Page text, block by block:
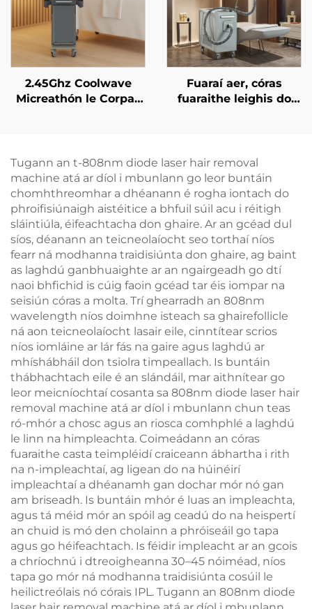
nm, 1064 nm
2.45Ghz Coolwave
Micreathón le Corpas
umhthacht Aghaidh le
haghaidh Caillteanais
Meáchain, Glanadh
Corpais
Fuaraí aer, córas
fuaraithe leighis do
do úsáid cliniciúil
leanúnach gan
teagmháil
Tugann an t-808nm diode laser hair removal
machine atá ar díol i mbunlann go leor buntáin
chomhthreomhar a dhéanann é rogha iontach do
phroifisiúnaigh aistéitice a bhfuil súil acu i réitigh
sláintiúla, éifeachtacha don ghaire. Ar an gcéad dul
síos, déanann an teicneolaíocht seo torthaí níos
fearr ná modhanna traidisiúnta don ghaire, ag baint
as laghdú ganbhuaighte ar an ngairgeadh go dtí
naoi bhfichid is cúig faoin gcéad tar éis iompar na
seisiún córas a molta. Trí ghearradh an 808nm
wavelength níos doimhne isteach sa ghairefollicle
ná aon teicneolaíocht lasair eile, cinntítear scrios
níos iomláine ar lár fás na gaire agus laghdú ar
mhíshábháil don tsiolra timpeallach. Is buntáin
thábhachtach eile é an slándáil, mar aithnítear go
leor meicníochtaí cosanta sa 808nm diode laser hair
removal machine atá ar díol i mbunlann chun teas
ró-mhór a chosc agus an riosca comhphlé a laghdú
le linn na himpleachta. Coimeádann an córas
fuaraithe casta teimpléidí craiceann ábhartha i rith
na n-impleachtaí, ag ligean do na húinéirí
impleachtaí a dhéanamh gan dochar mór nó gan
am briseadh. Is buntáin mhór é luas an impleachta,
agus tá méid mór an spóil ag ceadú do na heispertí
an chuid is mó den cholainn a phróiseáil go tapa
agus go héifeachtach. Is féidir impleacht ar an gcois
a chríochnú i dtreoigheanna 30–45 nóiméad, níos
tapa go mór ná modhanna traidisiúnta cosúil le
heilictreólais nó córais IPL. Tugann an 808nm diode